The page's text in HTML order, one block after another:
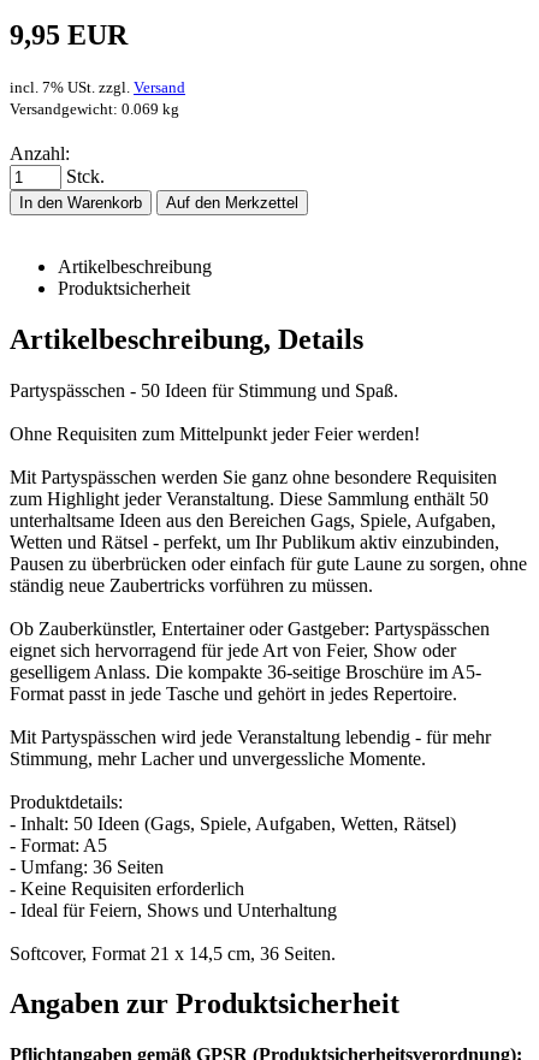
9,95 EUR
incl. 7% USt. zzgl. Versand
Versandgewicht: 0.069 kg
Anzahl:
Stck.
In den Warenkorb Auf den Merkzettel
Artikelbeschreibung
Produktsicherheit
Artikelbeschreibung, Details
Partyspässchen - 50 Ideen für Stimmung und Spaß.
Ohne Requisiten zum Mittelpunkt jeder Feier werden!
Mit Partyspässchen werden Sie ganz ohne besondere Requisiten
zum Highlight jeder Veranstaltung. Diese Sammlung enthält 50
unterhaltsame Ideen aus den Bereichen Gags, Spiele, Aufgaben,
Wetten und Rätsel - perfekt, um Ihr Publikum aktiv einzubinden,
Pausen zu überbrücken oder einfach für gute Laune zu sorgen, ohne
ständig neue Zaubertricks vorführen zu müssen.
Ob Zauberkünstler, Entertainer oder Gastgeber: Partyspässchen
eignet sich hervorragend für jede Art von Feier, Show oder
geselligem Anlass. Die kompakte 36-seitige Broschüre im A5-
Format passt in jede Tasche und gehört in jedes Repertoire.
Mit Partyspässchen wird jede Veranstaltung lebendig - für mehr
Stimmung, mehr Lacher und unvergessliche Momente.
Produktdetails:
- Inhalt: 50 Ideen (Gags, Spiele, Aufgaben, Wetten, Rätsel)
- Format: A5
- Umfang: 36 Seiten
- Keine Requisiten erforderlich
- Ideal für Feiern, Shows und Unterhaltung
Softcover, Format 21 x 14,5 cm, 36 Seiten.
Angaben zur Produktsicherheit
Pflichtangaben gemäß GPSR (Produktsicherheitsverordnung):